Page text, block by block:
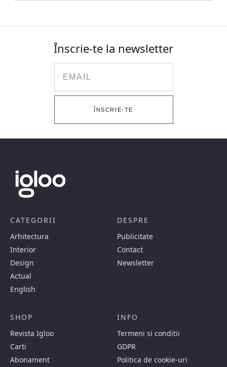
Înscrie-te la newsletter
ÎNSCRIE-TE
CATEGORII
Arhitectura
Interior
Design
Actual
English
DESPRE
Publicitate
Contact
Newsletter
SHOP
Revista Igloo
Carti
Abonament
INFO
Termeni si conditii
GDPR
Politica de cookie-uri